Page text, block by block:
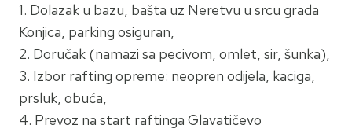
1. Dolazak u bazu, bašta uz Neretvu u srcu grada
Konjica, parking osiguran,
2. Doručak (namazi sa pecivom, omlet, sir, šunka),
3. Izbor rafting opreme: neopren odijela, kaciga,
prsluk, obuća,
4. Prevoz na start raftinga Glavatičevo